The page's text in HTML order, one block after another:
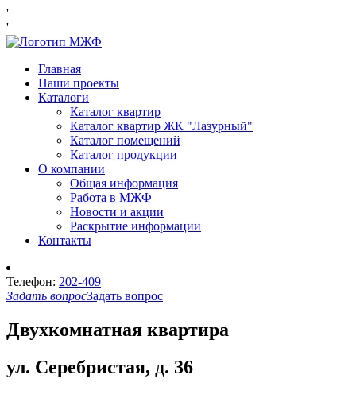
'
'
Главная
Наши проекты
Каталоги
Каталог квартир
Каталог квартир ЖК "Лазурный"
Каталог помещений
Каталог продукции
О компании
Общая информация
Работа в МЖФ
Новости и акции
Раскрытие информации
Контакты
Телефон: 202-409
Задать вопросЗадать вопрос
Двухкомнатная квартира
ул. Серебристая, д. 36